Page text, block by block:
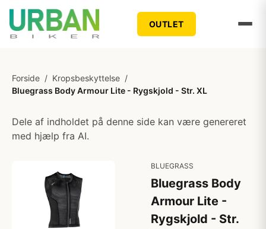
OUTLET
Forside / Kropsbeskyttelse /
Bluegrass Body Armour Lite - Rygskjold - Str. XL
Dele af indholdet på denne side kan være genereret
med hjælp fra AI.
BLUEGRASS
Bluegrass Body
Armour Lite -
Rygskjold - Str.